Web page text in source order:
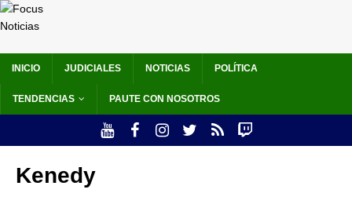
INICIO JUDICIALES NOTICIAS POLÍTICA
TENDENCIAS PAUTE CON NOSOTROS
Kenedy